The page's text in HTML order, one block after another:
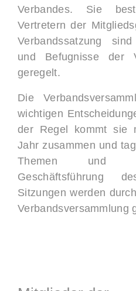
Verbandes. Sie
Vertretern der
Verbandssatzung
und Befugnisse der
geregelt.
Die
wichtigen
der Regel kommt sie
Jahr zusammen und
Themen und
Geschäftsführung
Sitzungen werden
Verbandsversammlung